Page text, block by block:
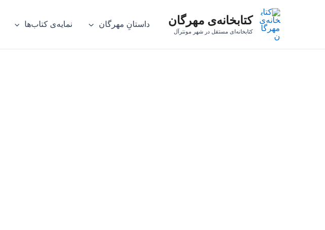
کتابخانه‌ی مهرگان
کتابخانه‌ای مستقل در شهر مونترآل
داستانِ مهرگان نمایه‌ی کتاب‌ها